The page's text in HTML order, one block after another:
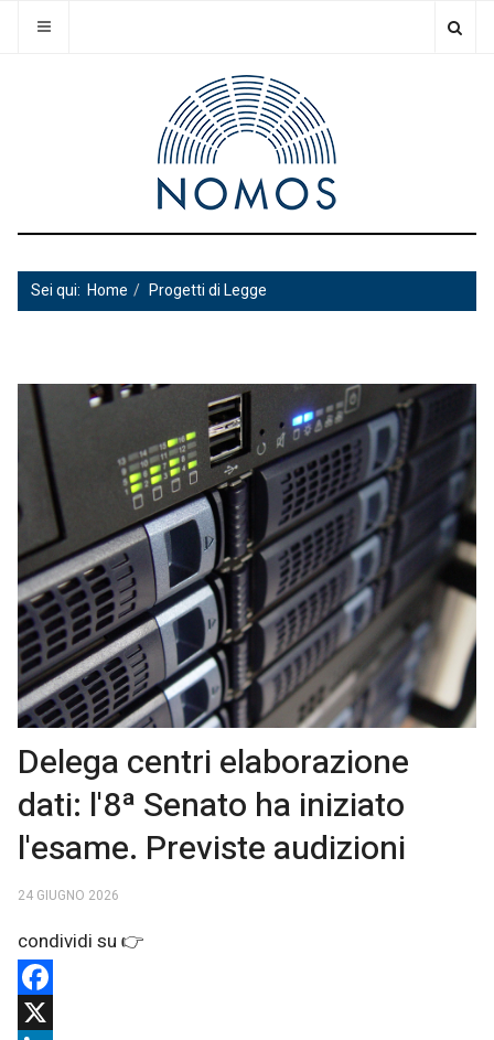
Sei qui: Home Progetti di Legge
Delega centri elaborazione
dati: l'8ª Senato ha iniziato
l'esame. Previste audizioni
24 GIUGNO 2026
Facebook